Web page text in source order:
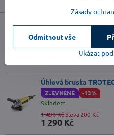
FacebookTwitter
Alternativní
Úhlová bruska
ZLEVNĚNÉ -13%
Skladem
1 290 Kč
1 490 KčSleva 200 Kč
Zásady
Ukázat
Odmítnout vše